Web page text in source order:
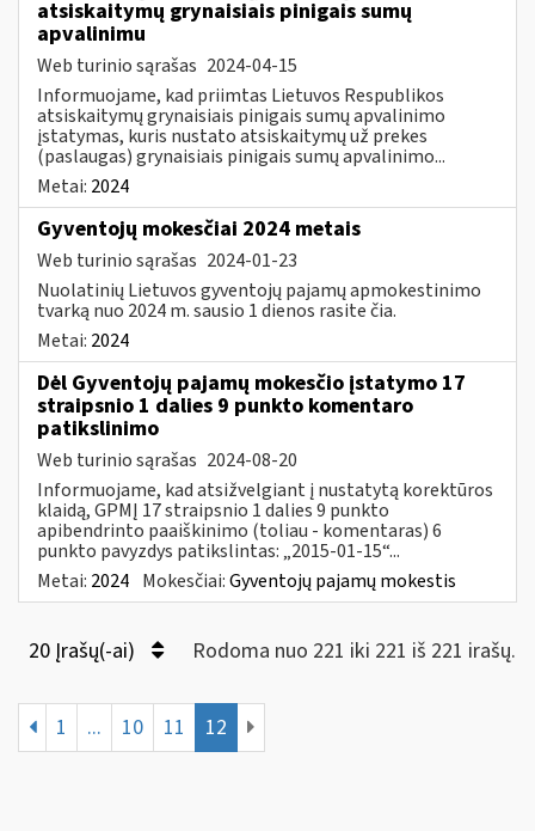
atsiskaitymų grynaisiais pinigais sumų
apvalinimu
Web turinio sąrašas 2024-04-15
Informuojame, kad priimtas Lietuvos Respublikos
atsiskaitymų grynaisiais pinigais sumų apvalinimo
įstatymas, kuris nustato atsiskaitymų už prekes
(paslaugas) grynaisiais pinigais sumų apvalinimo...
Metai: 2024
Gyventojų mokesčiai 2024 metais
Web turinio sąrašas 2024-01-23
Nuolatinių Lietuvos gyventojų pajamų apmokestinimo
tvarką nuo 2024 m. sausio 1 dienos rasite čia.
Metai: 2024
Dėl Gyventojų pajamų mokesčio įstatymo 17
straipsnio 1 dalies 9 punkto komentaro
patikslinimo
Web turinio sąrašas 2024-08-20
Informuojame, kad atsižvelgiant į nustatytą korektūros
klaidą, GPMĮ 17 straipsnio 1 dalies 9 punkto
apibendrinto paaiškinimo (toliau - komentaras) 6
punkto pavyzdys patikslintas: „2015-01-15“...
Metai: 2024 Mokesčiai:Gyventojų pajamų mokestis
20 Įrašų(-ai) Rodoma nuo 221 iki 221 iš 221 irašų.
1 ... 10 11 12